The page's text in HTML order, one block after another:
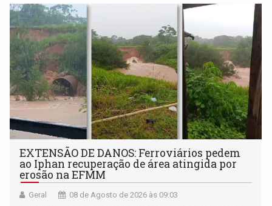
EXTENSÃO DE DANOS: Ferroviários pedem
ao Iphan recuperação de área atingida por
erosão na EFMM
Geral 08 de Agosto de 2026 às 09:03